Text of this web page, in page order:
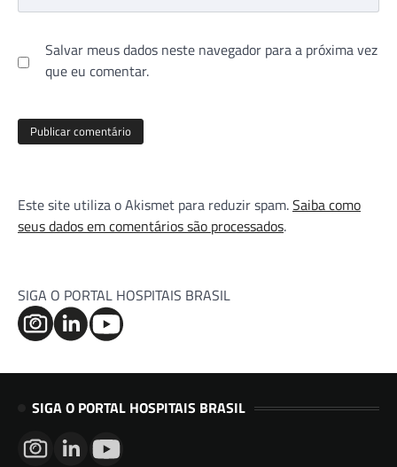
Salvar meus dados neste navegador para a próxima vez
que eu comentar.
Este site utiliza o Akismet para reduzir spam.Saiba como
seus dados em comentários são processados.
SIGA O PORTAL HOSPITAIS BRASIL
SIGA O PORTAL HOSPITAIS BRASIL